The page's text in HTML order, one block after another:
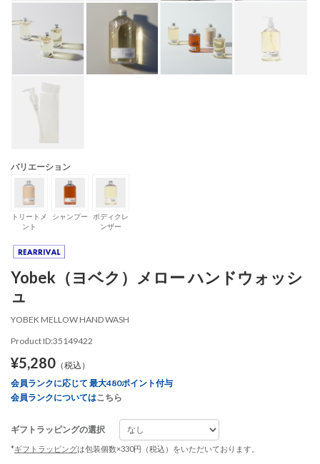
バリエーション
トリートメ
ント
シャンプー
ボディクレ
ンザー
Yobek（ヨベク）メロー ハンドウォッシ
ュ
YOBEK MELLOW HAND WASH
Product ID:35149422
¥5,280 （税込）
会員ランクに応じて 最大480ポイント付与
会員ランクについてはこちら
ギフトラッピングの選択
*ギフトラッピングは包装個数×330円（税込）をいただいております。